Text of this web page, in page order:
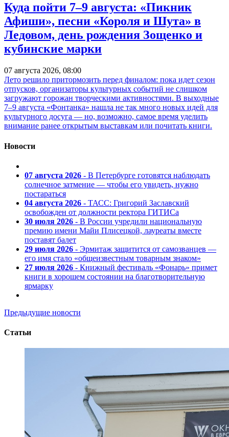
Куда пойти 7–9 августа: «Пикник
Афиши», песни «Короля и Шута» в
Ледовом, день рождения Зощенко и
кубинские марки
07 августа 2026, 08:00
Лето решило притормозить перед финалом: пока идет сезон
отпусков, организаторы культурных событий не слишком
загружают горожан творческими активностями. В выходные
7–9 августа «Фонтанка» нашла не так много новых идей для
культурного досуга — но, возможно, самое время уделить
внимание ранее открытым выставкам или почитать книги.
Новости
07 августа 2026 - В Петербурге готовятся наблюдать
солнечное затмение — чтобы его увидеть, нужно
постараться
04 августа 2026 - ТАСС: Григорий Заславский
освобожден от должности ректора ГИТИСа
30 июля 2026 - В России учредили национальную
премию имени Майи Плисецкой, лауреаты вместе
поставят балет
29 июля 2026 - Эрмитаж защитится от самозванцев —
его имя стало «общеизвестным товарным знаком»
27 июля 2026 - Книжный фестиваль «Фонарь» примет
книги в хорошем состоянии на благотворительную
ярмарку
Предыдущие новости
Статьи